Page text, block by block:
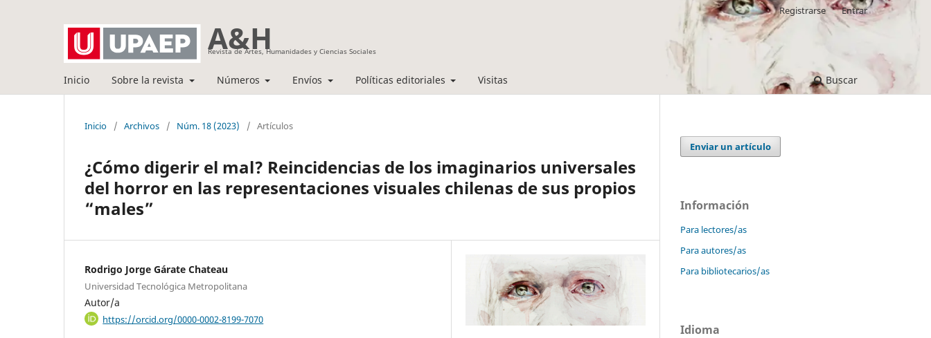
A&H
Revista de Artes, Humanidades y Ciencias Sociales
Inicio Sobre la revista Números Envíos Políticas editoriales Visitas Buscar
Registrarse Entrar
Inicio / Archivos / Núm. 18 (2023) / Artículos
¿Cómo digerir el mal? Reincidencias de los imaginarios universales
del horror en las representaciones visuales chilenas de sus propios
“males”
Rodrigo Jorge Gárate Chateau
Universidad Tecnológica Metropolitana
Autor/a
https://orcid.org/0000-0002-8199-7070
Enviar un artículo
Información
Para lectores/as
Para autores/as
Para bibliotecarios/as
Idioma